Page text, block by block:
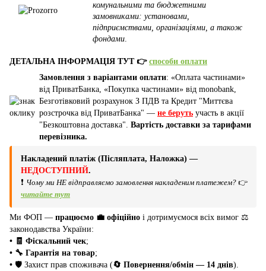
комунальними та бюджетними
замовниками: установами,
підприємствами, організаціями, а також
фондами
ДЕТАЛЬНА ІНФОРМАЦІЯ ТУТ 👉 способи оплати
Замовлення з варіантами оплати: «Оплата частинами»
від ПриватБанка, «Покупка частинами» від monobank,
Безготівковий розрахунок З ПДВ та Кредит "Миттєва
розстрочка від ПриватБанка" — не беруть участь в акції
"Безкоштовна доставка". Вартість доставки за тарифами
перевізника.
Накладений платіж (Післяплата, Наложка) —
НЕДОСТУПНИЙ.
❗ Чому ми НЕ відправляємо замовлення накладеним платежем? 👉
читайте тут
Ми ФОП — працюємо 💼 офіційно і дотримуємося всіх вимог ⚖️
законодавства України:
• 🧾 Фіскальний чек;
• 🔧 Гарантія на товар;
• 🛡️ Захист прав споживача (🔄 Повернення/обмін — 14 днів).